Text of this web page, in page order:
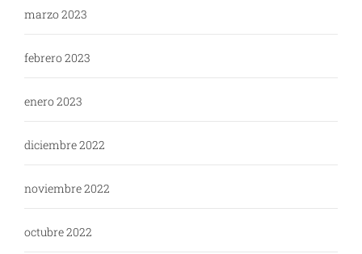
marzo 2023
febrero 2023
enero 2023
diciembre 2022
noviembre 2022
octubre 2022